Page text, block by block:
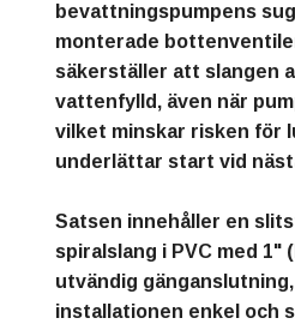
bevattningspumpens
monterade
säkerställer att slangen
vattenfylld, även när
vilket minskar risken för
underlättar start vid
Satsen innehåller en
spiralslang i PVC med 1"
utvändig
installationen enkel och